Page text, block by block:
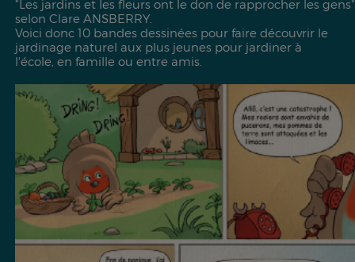
"Les jardins et les fleurs ont le don de rapprocher les gens"
selon Clare ANSBERRY.
Voici donc 10 bandes dessinées pour faire découvrir le
jardinage naturel aux plus jeunes pour jardiner à
l'école, en famille ou entre amis.